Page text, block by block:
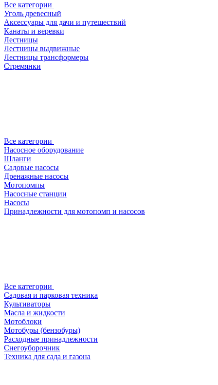
Все категории
Уголь древесный
Аксессуары для дачи и путешествий
Канаты и веревки
Лестницы
Лестницы выдвижные
Лестницы трансформеры
Стремянки
Все категории
Насосное оборудование
Шланги
Садовые насосы
Дренажные насосы
Мотопомпы
Насосные станции
Насосы
Принадлежности для мотопомп и насосов
Все категории
Садовая и парковая техника
Культиваторы
Масла и жидкости
Мотоблоки
Мотобуры (бензобуры)
Расходные принадлежности
Снегоуборочник
Техника для сада и газона